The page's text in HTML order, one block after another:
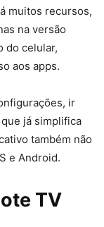
muitos recursos,
na versão
do celular,
aos apps.
ir
já simplifica
também não
e Android.
TV